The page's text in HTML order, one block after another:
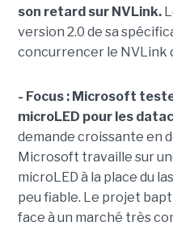
son retard sur NVLink.
version 2.0 de sa
concurrencer le NVLink
- Focus : Microsoft
microLED pour les
demande croissante en
Microsoft travaille sur
microLED à la place du
peu fiable. Le projet
face à un marché très